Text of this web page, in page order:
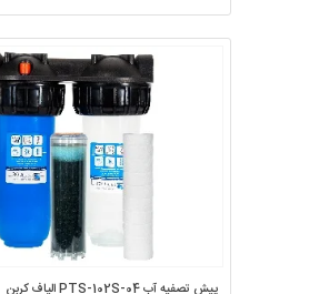
پیش تصفیه آب PTS-102S-04 الیاف کربن